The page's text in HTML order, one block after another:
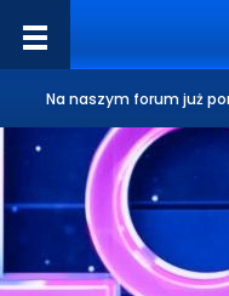
Na naszym forum już